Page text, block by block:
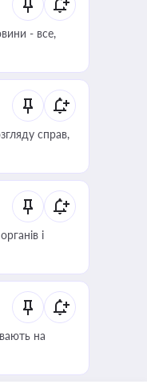
- все,
справ,
і
на